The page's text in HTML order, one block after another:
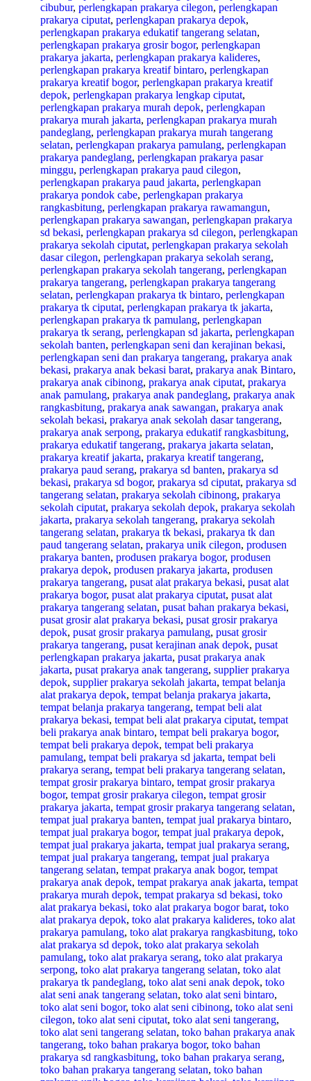
cibubur, perlengkapan prakarya cilegon, perlengkapan
prakarya ciputat, perlengkapan prakarya depok,
perlengkapan prakarya edukatif tangerang selatan,
perlengkapan prakarya grosir bogor, perlengkapan
prakarya jakarta, perlengkapan prakarya kalideres,
perlengkapan prakarya kreatif bintaro, perlengkapan
prakarya kreatif bogor, perlengkapan prakarya kreatif
depok, perlengkapan prakarya lengkap ciputat,
perlengkapan prakarya murah depok, perlengkapan
prakarya murah jakarta, perlengkapan prakarya murah
pandeglang, perlengkapan prakarya murah tangerang
selatan, perlengkapan prakarya pamulang, perlengkapan
prakarya pandeglang, perlengkapan prakarya pasar
minggu, perlengkapan prakarya paud cilegon,
perlengkapan prakarya paud jakarta, perlengkapan
prakarya pondok cabe, perlengkapan prakarya
rangkasbitung, perlengkapan prakarya rawamangun,
perlengkapan prakarya sawangan, perlengkapan prakarya
sd bekasi, perlengkapan prakarya sd cilegon, perlengkapan
prakarya sekolah ciputat, perlengkapan prakarya sekolah
dasar cilegon, perlengkapan prakarya sekolah serang,
perlengkapan prakarya sekolah tangerang, perlengkapan
prakarya tangerang, perlengkapan prakarya tangerang
selatan, perlengkapan prakarya tk bintaro, perlengkapan
prakarya tk ciputat, perlengkapan prakarya tk jakarta,
perlengkapan prakarya tk pamulang, perlengkapan
prakarya tk serang, perlengkapan sd jakarta, perlengkapan
sekolah banten, perlengkapan seni dan kerajinan bekasi,
perlengkapan seni dan prakarya tangerang, prakarya anak
bekasi, prakarya anak bekasi barat, prakarya anak Bintaro,
prakarya anak cibinong, prakarya anak ciputat, prakarya
anak pamulang, prakarya anak pandeglang, prakarya anak
rangkasbitung, prakarya anak sawangan, prakarya anak
sekolah bekasi, prakarya anak sekolah dasar tangerang,
prakarya anak serpong, prakarya edukatif rangkasbitung,
prakarya edukatif tangerang, prakarya jakarta selatan,
prakarya kreatif jakarta, prakarya kreatif tangerang,
prakarya paud serang, prakarya sd banten, prakarya sd
bekasi, prakarya sd bogor, prakarya sd ciputat, prakarya sd
tangerang selatan, prakarya sekolah cibinong, prakarya
sekolah ciputat, prakarya sekolah depok, prakarya sekolah
jakarta, prakarya sekolah tangerang, prakarya sekolah
tangerang selatan, prakarya tk bekasi, prakarya tk dan
paud tangerang selatan, prakarya unik cilegon, produsen
prakarya banten, produsen prakarya bogor, produsen
prakarya depok, produsen prakarya jakarta, produsen
prakarya tangerang, pusat alat prakarya bekasi, pusat alat
prakarya bogor, pusat alat prakarya ciputat, pusat alat
prakarya tangerang selatan, pusat bahan prakarya bekasi,
pusat grosir alat prakarya bekasi, pusat grosir prakarya
depok, pusat grosir prakarya pamulang, pusat grosir
prakarya tangerang, pusat kerajinan anak depok, pusat
perlengkapan prakarya jakarta, pusat prakarya anak
jakarta, pusat prakarya anak tangerang, supplier prakarya
depok, supplier prakarya sekolah jakarta, tempat belanja
alat prakarya depok, tempat belanja prakarya jakarta,
tempat belanja prakarya tangerang, tempat beli alat
prakarya bekasi, tempat beli alat prakarya ciputat, tempat
beli prakarya anak bintaro, tempat beli prakarya bogor,
tempat beli prakarya depok, tempat beli prakarya
pamulang, tempat beli prakarya sd jakarta, tempat beli
prakarya serang, tempat beli prakarya tangerang selatan,
tempat grosir prakarya bintaro, tempat grosir prakarya
bogor, tempat grosir prakarya cilegon, tempat grosir
prakarya jakarta, tempat grosir prakarya tangerang selatan,
tempat jual prakarya banten, tempat jual prakarya bintaro,
tempat jual prakarya bogor, tempat jual prakarya depok,
tempat jual prakarya jakarta, tempat jual prakarya serang,
tempat jual prakarya tangerang, tempat jual prakarya
tangerang selatan, tempat prakarya anak bogor, tempat
prakarya anak depok, tempat prakarya anak jakarta, tempat
prakarya murah depok, tempat prakarya sd bekasi, toko
alat prakarya bekasi, toko alat prakarya bogor barat, toko
alat prakarya depok, toko alat prakarya kalideres, toko alat
prakarya pamulang, toko alat prakarya rangkasbitung, toko
alat prakarya sd depok, toko alat prakarya sekolah
pamulang, toko alat prakarya serang, toko alat prakarya
serpong, toko alat prakarya tangerang selatan, toko alat
prakarya tk pandeglang, toko alat seni anak depok, toko
alat seni anak tangerang selatan, toko alat seni bintaro,
toko alat seni bogor, toko alat seni cibinong, toko alat seni
cilegon, toko alat seni ciputat, toko alat seni tangerang,
toko alat seni tangerang selatan, toko bahan prakarya anak
tangerang, toko bahan prakarya bogor, toko bahan
prakarya sd rangkasbitung, toko bahan prakarya serang,
toko bahan prakarya tangerang selatan, toko bahan